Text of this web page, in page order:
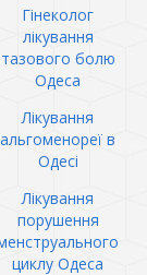
Гінеколог
лікування
тазового болю
Одеса
Лікування
альгоменореї в
Одесі
Лікування
порушення
циклу Одеса